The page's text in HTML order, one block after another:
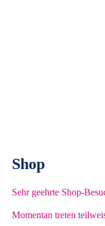
Shop
Sehr geehrte Shop-
Momentan treten